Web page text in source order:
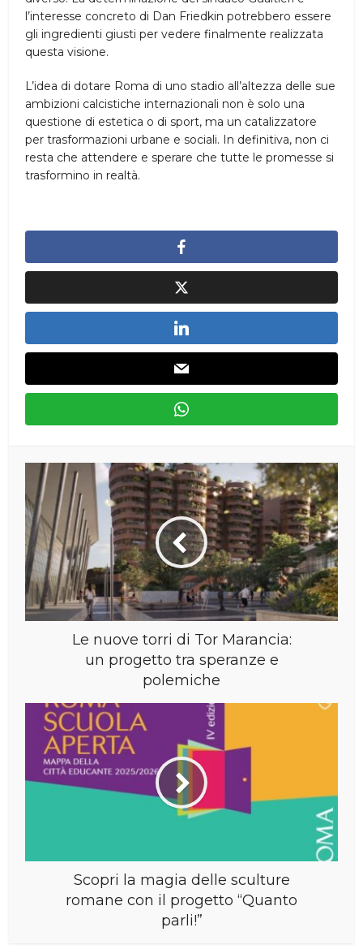
l’interesse concreto di Dan Friedkin potrebbero essere
gli ingredienti giusti per vedere finalmente realizzata
questa visione.
L’idea di dotare Roma di uno stadio all’altezza delle sue
ambizioni calcistiche internazionali non è solo una
questione di estetica o di sport, ma un catalizzatore
per trasformazioni urbane e sociali. In definitiva, non ci
resta che attendere e sperare che tutte le promesse si
trasformino in realtà.
Le nuove torri di Tor Marancia:
un progetto tra speranze e
polemiche
Scopri la magia delle sculture
romane con il progetto “Quanto
parli!”